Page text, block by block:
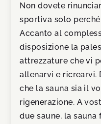
Non dovete
sportiva solo
Accanto al
disposizione la
attrezzature che vi
allenarvi e ricrearvi.
che la sauna sia il
rigenerazione. A
due saune, la sauna